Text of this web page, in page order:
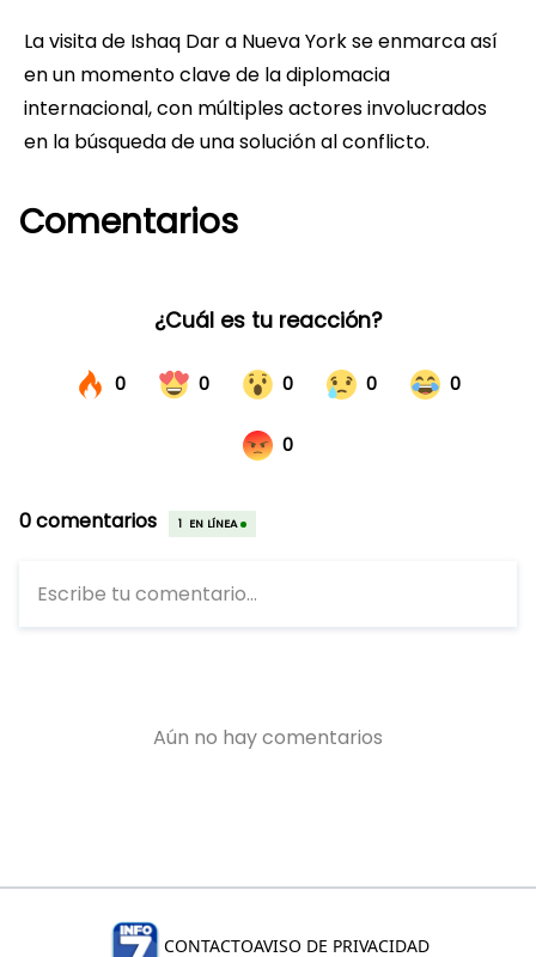
La visita de Ishaq Dar a Nueva York se enmarca así
en un momento clave de la diplomacia
internacional, con múltiples actores involucrados
en la búsqueda de una solución al conflicto.
Comentarios
CONTACTOAVISO DE PRIVACIDAD